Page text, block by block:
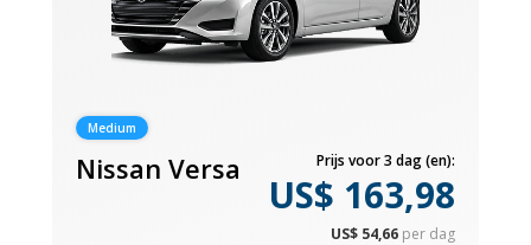
Medium
Nissan Versa Prijs voor 3 dag (en):
US$ 163,98
US$ 54,66 per dag